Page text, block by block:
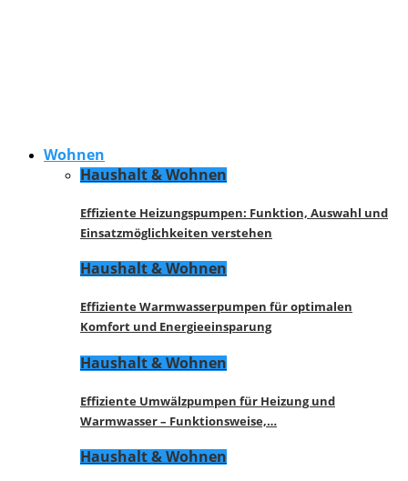
Wohnen
Haushalt & Wohnen
Effiziente Heizungspumpen: Funktion, Auswahl und
Einsatzmöglichkeiten verstehen
Haushalt & Wohnen
Effiziente Warmwasserpumpen für optimalen
Komfort und Energieeinsparung
Haushalt & Wohnen
Effiziente Umwälzpumpen für Heizung und
Warmwasser – Funktionsweise,…
Haushalt & Wohnen